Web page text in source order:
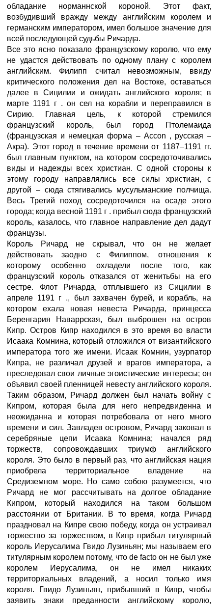
обладание норманнской короной. Этот факт,
возбудивший вражду между английским королем и
германским императором, имел большое значение для
всей последующей судьбы Ричарда.
Все это ясно показало французскому королю, что ему
не удастся действовать по одному плану с королем
английским. Филипп считал невозможным, ввиду
критического положения дел на Востоке, оставаться
далее в Сицилии и ожидать английского короля; в
марте 1191 г . он сел на корабли и переправился в
Сирию. Главная цель, к которой стремился
французский король, был город Птолемаида
(французская и немецкая форма – Accon , русская –
Акра). Этот город в течение времени от 1187–1191 гг.
был главным пунктом, на котором сосредоточивались
виды и надежды всех христиан. С одной стороны к
этому городу направлялись все силы христиан, с
другой – сюда стягивались мусульманские полчища.
Весь Третий поход сосредоточился на осаде этого
города; когда весной 1191 г . прибыл сюда французский
король, казалось, что главное направление дел дадут
французы.
Король Ричард не скрывал, что он не желает
действовать заодно с Филиппом, отношения к
которому особенно охладели после того, как
французский король отказался от женитьбы на его
сестре. Флот Ричарда, отплывшего из Сицилии в
апреле 1191 г ., был захвачен бурей, и корабль, на
котором ехала новая невеста Ричарда, принцесса
Беренгария Наваррская, был выброшен на остров
Кипр. Остров Кипр находился в это время во власти
Исаака Комнина, который отложился от византийского
императора того же имени. Исаак Комнин, узурпатор
Кипра, не различал друзей и врагов императора, а
преследовал свои личные эгоистические интересы; он
объявил своей пленницей невесту английского короля.
Таким образом, Ричард должен был начать войну с
Кипром, которая была для него непредвиденна и
неожиданна и которая потребовала от него много
времени и сил. Завладев островом, Ричард заковал в
серебряные цепи Исаака Комнина; начался ряд
торжеств, сопровождавших триумф английского
короля. Это было в первый раз, что английская нация
приобрела территориальное владение на
Средиземном море. Но само собою разумеется, что
Ричард не мог рассчитывать на долгое обладание
Кипром, который находился на таком большом
расстоянии от Британии. В то время, когда Ричард
праздновал на Кипре свою победу, когда он устраивал
торжество за торжеством, в Кипр прибыл титулярный
король Иерусалима Гвидо Лузиньян; мы называем его
титулярным королем потому, что de facto он не был уже
королем Иерусалима, он не имел никаких
территориальных владений, а носил только имя
короля. Гвидо Лузиньян, прибывший в Кипр, чтобы
заявить знаки преданности английскому королю,